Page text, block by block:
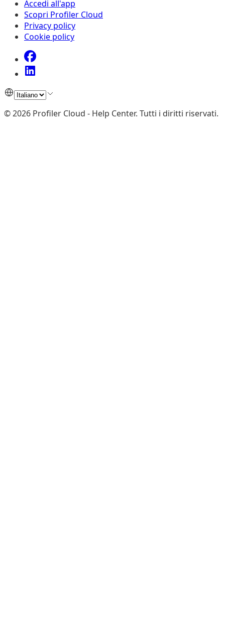
Accedi all'app
Scopri Profiler Cloud
Privacy policy
Cookie policy
©2026 Profiler Cloud - Help Center. Tutti i diritti riservati.